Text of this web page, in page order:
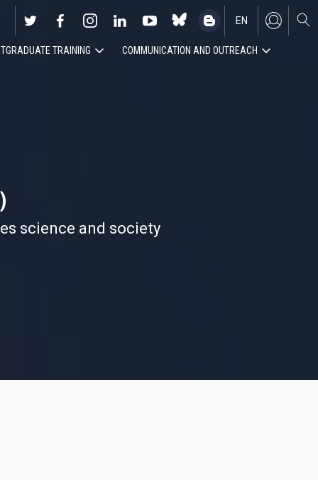
EN
ES
TRAINING COMMUNICATION AND OUTREACH
science and society